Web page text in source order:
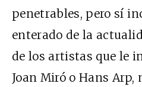
penetrables, pero sí
enterado de la
de los artistas que le
Joan Miró o Hans Arp,